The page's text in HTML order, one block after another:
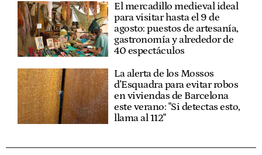
El mercadillo medieval ideal
para visitar hasta el 9 de
agosto: puestos de artesanía,
gastronomía y alrededor de
40 espectáculos
La alerta de los Mossos
d'Esquadra para evitar robos
en viviendas de Barcelona
este verano: "Si detectas esto,
llama al 112"